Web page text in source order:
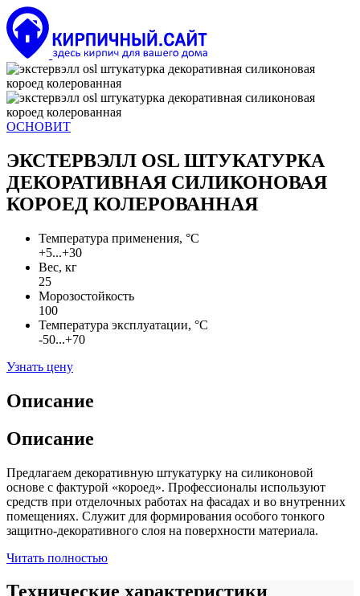
ОСНОВИТ
ЭКСТЕРВЭЛЛ ОSL ШТУКАТУРКА
ДЕКОРАТИВНАЯ СИЛИКОНОВАЯ
КОРОЕД КОЛЕРОВАННАЯ
Температура применения, °С
+5...+30
Вес, кг
25
Морозостойкость
100
Температура эксплуатации, °С
-50...+70
Узнать цену
Описание
Описание
Предлагаем декоративную штукатурку на силиконовой
основе с фактурой «короед». Профессионалы используют
средств при отделочных работах на фасадах и во внутренних
помещениях. Служит для формирования особого тонкого
защитно-декоративного слоя на поверхности материала.
Читать полностью
Технические характеристики